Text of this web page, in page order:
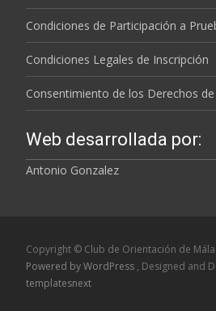
Condiciones de Participación a
Condiciones Legales de Inscripción
Consentimiento de los Derechos
Web desarrollada por:
Antonio Gonzalez
Copyright © Club de Orientación de
Powered by WordPress , Designed and
templatesnext